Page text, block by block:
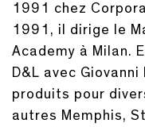
1991 chez
1991, il dirige le
Academy à Milan.
D&L avec
produits pour
autres Memphis,